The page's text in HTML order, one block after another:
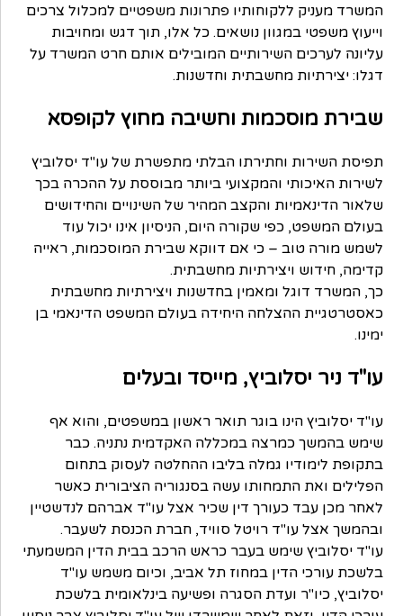
המשרד מעניק ללקוחותיו פתרונות משפטיים למכלול צרכים
וייעוץ משפטי במגוון נושאים. כל אלו, תוך דגש ומחויבות
עליונה לערכים השירותיים המובילים אותם חרט המשרד על
דגלו: יצירתיות מחשבתית וחדשנות.
שבירת מוסכמות וחשיבה מחוץ לקופסא
תפיסת השירות וחתירתו הבלתי מתפשרת של עו"ד יסלוביץ
לשירות האיכותי והמקצועי ביותר מבוססת על ההכרה בכך
שלאור הדינאמיות והקצב המהיר של השינויים והחידושים
בעולם המשפט, כפי שקורה היום, הניסיון אינו יכול עוד
לשמש מורה טוב – כי אם דווקא שבירת המוסכמות, ראייה
קדימה, חידוש ויצירתיות מחשבתית.
כך, המשרד דוגל ומאמין בחדשנות ויצירתיות מחשבתית
כאסטרטגיית ההצלחה היחידה בעולם המשפט הדינאמי בן
ימינו.
עו"ד ניר יסלוביץ, מייסד ובעלים
עו"ד יסלוביץ הינו בוגר תואר ראשון במשפטים, והוא אף
שימש בהמשך כמרצה במכללה האקדמית נתניה. כבר
בתקופת לימודיו גמלה בליבו ההחלטה לעסוק בתחום
הפלילים ואת התמחותו עשה בסנגוריה הציבורית כאשר
לאחר מכן עבד כעורך דין שכיר אצל עו"ד אברהם לנדשטיין
ובהמשך אצל עו"ד רויטל סוויד, חברת הכנסת לשעבר.
עו"ד יסלוביץ שימש בעבר כראש הרכב בבית הדין המשמעתי
בלשכת עורכי הדין במחוז תל אביב, וכיום משמש עו"ד
יסלוביץ, כיו"ר ועדת הסגרה ופשיעה בינלאומית בלשכת